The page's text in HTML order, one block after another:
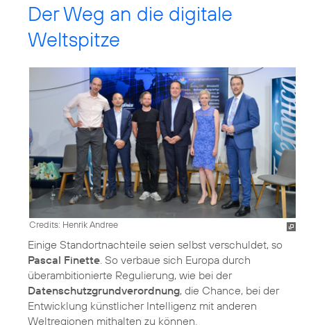
Der Weg an die digitale
Weltspitze
Credits: Henrik Andree
Einige Standortnachteile seien selbst verschuldet, so
Pascal Finette . So verbaue sich Europa durch
überambitionierte Regulierung, wie bei der
Datenschutzgrundverordnung, die Chance, bei der
Entwicklung künstlicher Intelligenz mit anderen
Weltregionen mithalten zu können.